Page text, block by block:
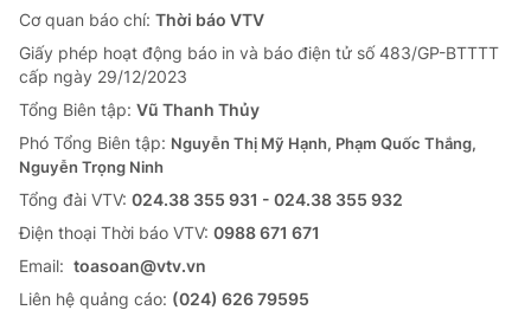
Cơ quan báo chí: Thời báo VTV
Giấy phép hoạt động báo in và báo điện tử số 483/GP-BTTTT
cấp ngày 29/12/2023
Tổng Biên tập: Vũ Thanh Thủy
Phó Tổng Biên tập: Nguyễn Thị Mỹ Hạnh, Phạm Quốc Thắng,
Nguyễn Trọng Ninh
Tổng đài VTV: 024.38 355 931 - 024.38 355 932
Ðiện thoại Thời báo VTV: 0988 671 671
Email: toasoan@vtv.vn
Liên hệ quảng cáo: (024) 626 79595